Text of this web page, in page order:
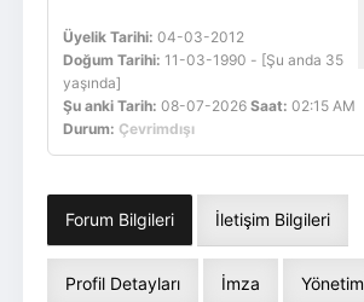
Üyelik Tarihi: 04-03-2012
Doğum Tarihi: 11-03-1990 - [Şu anda 35
yaşında]
Şu anki Tarih: 08-07-2026 Saat: 02:15 AM
Durum: Çevrimdışı
Forum Bilgileri İletişim Bilgileri
Profil Detayları İmza Yönetim